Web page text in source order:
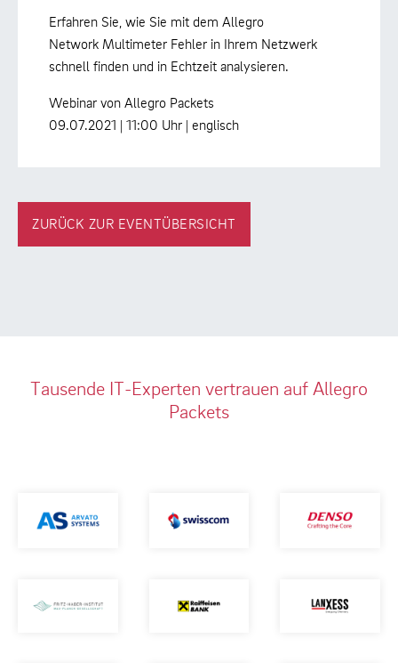
Erfahren Sie, wie Sie mit dem Allegro
Network Multimeter Fehler in Ihrem Netzwerk
schnell finden und in Echtzeit analysieren.
Webinar von Allegro Packets
09.07.2021 | 11:00 Uhr | englisch
ZURÜCK ZUR EVENTÜBERSICHT
Tausende IT-Experten vertrauen auf Allegro
Packets